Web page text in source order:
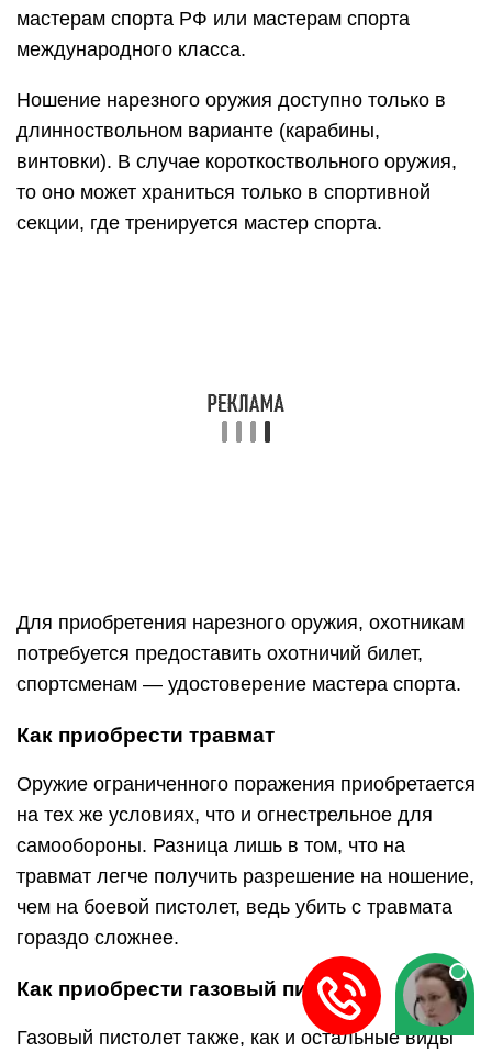
мастерам спорта РФ или мастерам спорта
международного класса.
Ношение нарезного оружия доступно только в
длинноствольном варианте (карабины,
винтовки). В случае короткоствольного оружия,
то оно может храниться только в спортивной
секции, где тренируется мастер спорта.
Для приобретения нарезного оружия, охотникам
потребуется предоставить охотничий билет,
спортсменам — удостоверение мастера спорта.
Как приобрести травмат
Оружие ограниченного поражения приобретается
на тех же условиях, что и огнестрельное для
самообороны. Разница лишь в том, что на
травмат легче получить разрешение на ношение,
чем на боевой пистолет, ведь убить с травмата
гораздо сложнее.
Как приобрести газовый пистолет
Газовый пистолет также, как и остальные виды